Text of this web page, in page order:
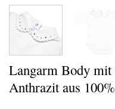
Langarm Body
Anthrazit aus